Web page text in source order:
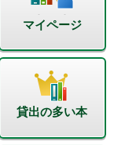
マイページ
貸出の多い本